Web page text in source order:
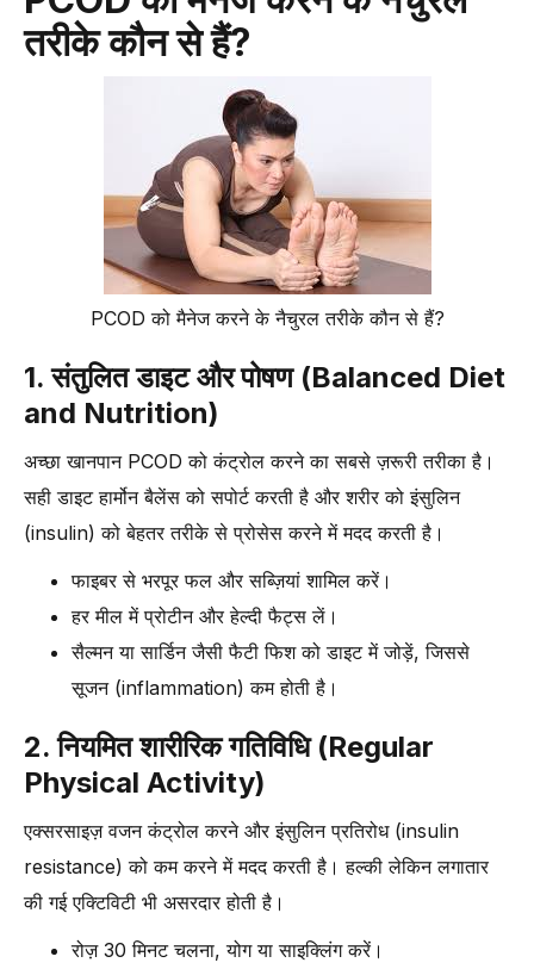
तरीके कौन से हैं?
PCOD को मैनेज करने के नैचुरल तरीके कौन से हैं?
1. संतुलित डाइट और पोषण (Balanced Diet
and Nutrition)
अच्छा खानपान PCOD को कंट्रोल करने का सबसे ज़रूरी तरीका है।
सही डाइट हार्मोन बैलेंस को सपोर्ट करती है और शरीर को इंसुलिन
(insulin) को बेहतर तरीके से प्रोसेस करने में मदद करती है।
फाइबर से भरपूर फल और सब्ज़ियां शामिल करें।
हर मील में प्रोटीन और हेल्दी फैट्स लें।
सैल्मन या सार्डिन जैसी फैटी फिश को डाइट में जोड़ें, जिससे
सूजन (inflammation) कम होती है।
2. नियमित शारीरिक गतिविधि (Regular
Physical Activity)
एक्सरसाइज़ वजन कंट्रोल करने और इंसुलिन प्रतिरोध (insulin
resistance) को कम करने में मदद करती है। हल्की लेकिन लगातार
की गई एक्टिविटी भी असरदार होती है।
रोज़ 30 मिनट चलना, योग या साइक्लिंग करें।